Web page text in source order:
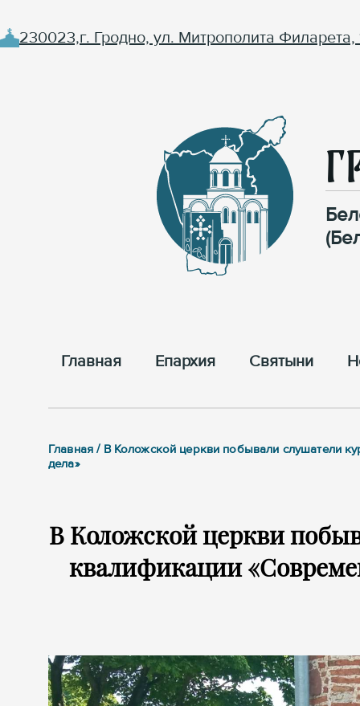
230023,г. Гродно, ул. Митрополита Филарета,
Главная Епархия Cвятыни
Главная / В Коложской церкви побывали слушатели
дела»
В Коложской церкви
квалификации